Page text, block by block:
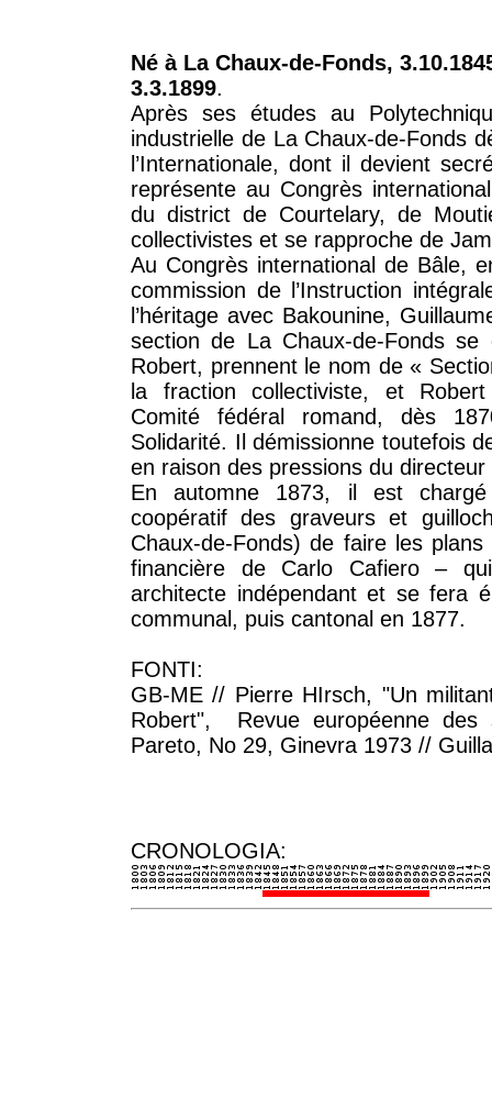
Né à La Chaux-de-Fonds,
3.3.1899.
Après ses études au
industrielle de La Chaux-de-Fonds
l’Internationale, dont il devient
représente au Congrès
du district de Courtelary, de
collectivistes et se rapproche de
Au Congrès international de Bâle,
commission de l’Instruction
l’héritage avec Bakounine,
section de La Chaux-de-Fonds
Robert, prennent le nom de «
la fraction collectiviste, et
Comité fédéral romand, dès
Solidarité. Il démissionne toutefois
en raison des pressions du
En automne 1873, il est
coopératif des graveurs et
Chaux-de-Fonds) de faire les
financière de Carlo Cafiero –
architecte indépendant et se fera
communal, puis cantonal en 1877.
FONTI:
GB-ME // Pierre HIrsch, "Un
Robert", Revue européenne des
Pareto, No 29, Ginevra 1973 //
CRONOLOGIA: